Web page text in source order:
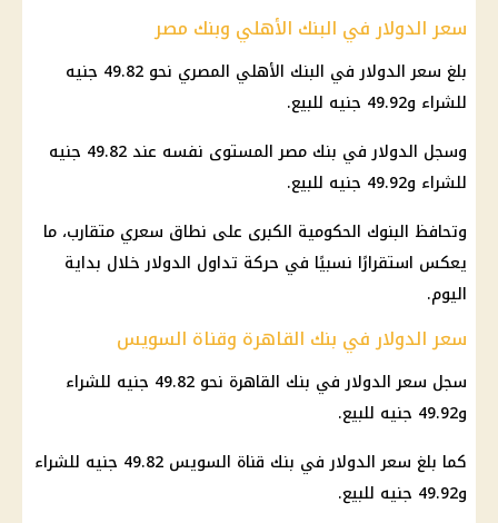
سعر الدولار في البنك الأهلي وبنك مصر
بلغ سعر الدولار في البنك الأهلي المصري نحو 49.82 جنيه
للشراء و49.92 جنيه للبيع.
وسجل الدولار في بنك مصر المستوى نفسه عند 49.82 جنيه
للشراء و49.92 جنيه للبيع.
وتحافظ البنوك الحكومية الكبرى على نطاق سعري متقارب، ما
يعكس استقرارًا نسبيًا في حركة تداول الدولار خلال بداية
اليوم.
سعر الدولار في بنك القاهرة وقناة السويس
سجل سعر الدولار في بنك القاهرة نحو 49.82 جنيه للشراء
و49.92 جنيه للبيع.
كما بلغ سعر الدولار في بنك قناة السويس 49.82 جنيه للشراء
و49.92 جنيه للبيع.